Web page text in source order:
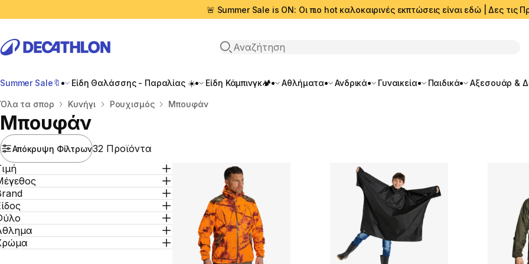
🚨 Summer Sale is ON: Οι πιο hot καλοκαιρινές εκπτώσεις είναι εδώ | Δες τις
Αναζήτηση
Summer Sale🔖 Είδη Θαλάσσης - Παραλίας ☀️ Είδη Κάμπινγκ🏕️ Αθλήματα Ανδρικά Γυναικεία Παιδικά Αξεσουάρ &
Αρχική σελίδα
Όλα τα σπορ Κυνήγι Ρουχισμός Μπουφάν
Μπουφάν
Απόκρυψη Φίλτρων32 Προϊόντα